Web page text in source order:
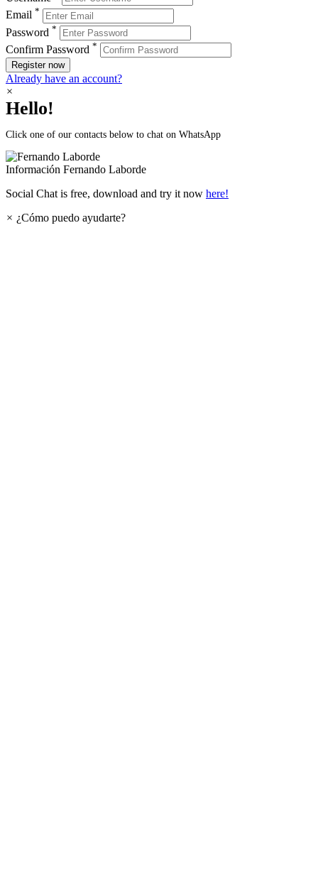
Email *
Password *
Confirm Password *
Register now
Already have an account?
×
Hello!
Click one of our contacts below to chat on WhatsApp
Información Fernando Laborde
Social Chat is free, download and try it now here!
× ¿Cómo puedo ayudarte?